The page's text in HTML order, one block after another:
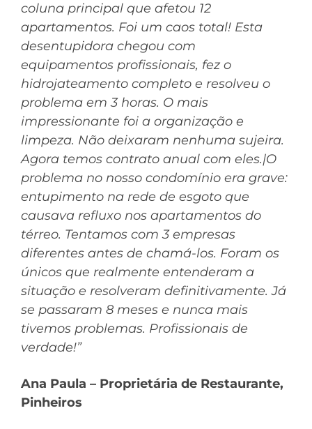
coluna principal que afetou 12
apartamentos. Foi um caos total! Esta
desentupidora chegou com
equipamentos profissionais, fez o
hidrojateamento completo e resolveu o
problema em 3 horas. O mais
impressionante foi a organização e
limpeza. Não deixaram nenhuma sujeira.
Agora temos contrato anual com eles.|O
problema no nosso condomínio era grave:
entupimento na rede de esgoto que
causava refluxo nos apartamentos do
térreo. Tentamos com 3 empresas
diferentes antes de chamá-los. Foram os
únicos que realmente entenderam a
situação e resolveram definitivamente. Já
se passaram 8 meses e nunca mais
tivemos problemas. Profissionais de
verdade!”
Ana Paula – Proprietária de Restaurante,
Pinheiros